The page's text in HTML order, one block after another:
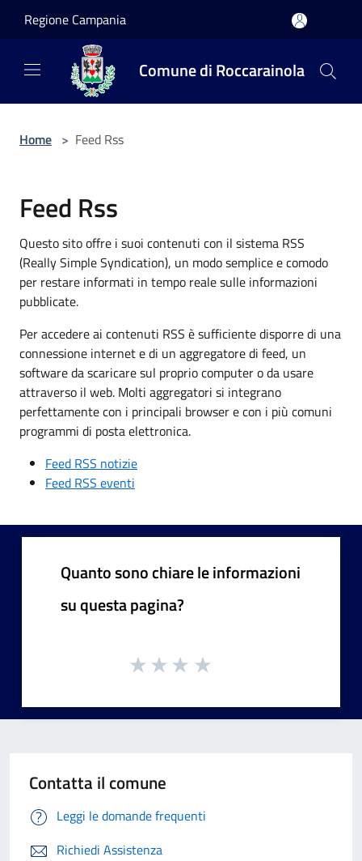
Regione Campania
Comune di Roccarainola
Home > Feed Rss
Feed Rss
Questo sito offre i suoi contenuti con il sistema RSS
(Really Simple Syndication), un modo semplice e comodo
per restare informati in tempo reale sulle informazioni
pubblicate.
Per accedere ai contenuti RSS è sufficiente disporre di una
connessione internet e di un aggregatore di feed, un
software da scaricare sul proprio computer o da usare
attraverso il web. Molti aggregatori si integrano
perfettamente con i principali browser e con i più comuni
programmi di posta elettronica.
Feed RSS notizie
Feed RSS eventi
Quanto sono chiare le informazioni
su questa pagina?
Contatta il comune
Leggi le domande frequenti
Richiedi Assistenza